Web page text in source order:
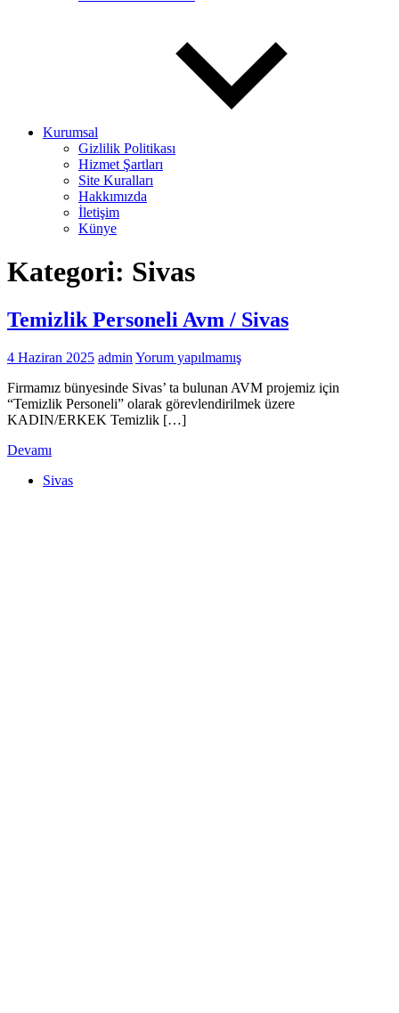
Kurumsal
Gizlilik Politikası
Hizmet Şartları
Site Kuralları
Hakkımızda
İletişim
Künye
Kategori: Sivas
Temizlik Personeli Avm / Sivas
4 Haziran 2025 admin Yorum yapılmamış
Firmamız bünyesinde Sivas’ ta bulunan AVM projemiz için
“Temizlik Personeli” olarak görevlendirilmek üzere
KADIN/ERKEK Temizlik […]
Devamı
Sivas